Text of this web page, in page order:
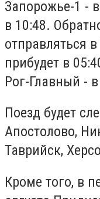
Запорожье-1 -
в 10:48.
отправляться
прибудет в
Рог-Главный -
Поезд будет
Апостолово,
Таврийск,
Кроме того, в